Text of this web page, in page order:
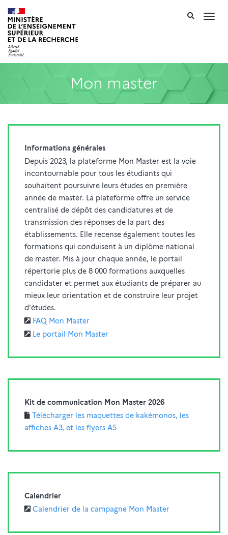
Mon master
Informations générales
Depuis 2023, la plateforme Mon Master est la voie
incontournable pour tous les étudiants qui
souhaitent poursuivre leurs études en première
année de master. La plateforme offre un service
centralisé de dépôt des candidatures et de
transmission des réponses de la part des
établissements. Elle recense également toutes les
formations qui conduisent à un diplôme national
de master. Mis à jour chaque année, le portail
répertorie plus de 8 000 formations auxquelles
candidater et permet aux étudiants de préparer au
mieux leur orientation et de construire leur projet
d'études.
FAQ Mon Master
Le portail Mon Master
Kit de communication Mon Master 2026
Télécharger les maquettes de kakémonos, les
affiches A3, et les flyers A5
Calendrier
Calendrier de la campagne Mon Master